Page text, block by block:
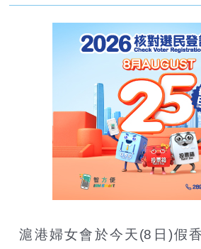
滬港婦女會於今天(8日)假